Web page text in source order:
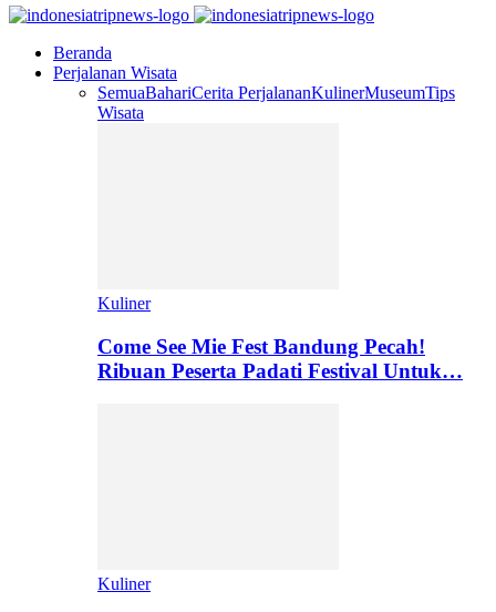
Beranda
Perjalanan Wisata
SemuaBahariCerita PerjalananKulinerMuseumTips
Wisata
Kuliner
Come See Mie Fest Bandung Pecah!
Ribuan Peserta Padati Festival Untuk…
Kuliner